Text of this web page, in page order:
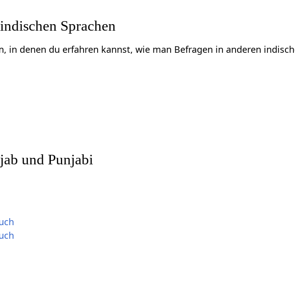
Sprachen
in denen du erfahren kannst, wie man Befragen in anderen
und Punjabi